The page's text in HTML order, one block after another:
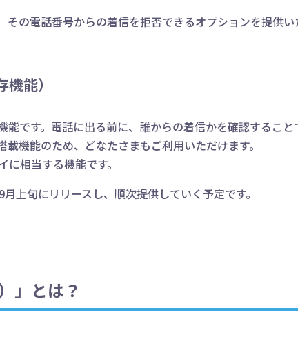
の電話番号からの着信を拒否できるオプションを提供い
機能）
能です。電話に出る前に、誰からの着信かを確認するこ
機能のため、どなたさまもご利用いただけます。
相当する機能です。
上旬にリリースし、順次提供していく予定です。
」とは？